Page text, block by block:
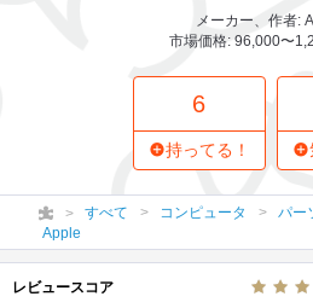
メーカー、作者:
市場価格: 96,000〜
6
持ってる！
すべて コンピュータ
パー
Apple
レビュースコア